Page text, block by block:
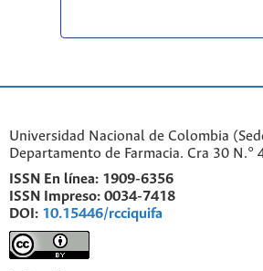
Universidad Nacional de Colombia
Departamento de Farmacia. Cra 30
ISSN En línea: 1909-6356
ISSN Impreso: 0034-7418
DOI: 10.15446/rcciquifa